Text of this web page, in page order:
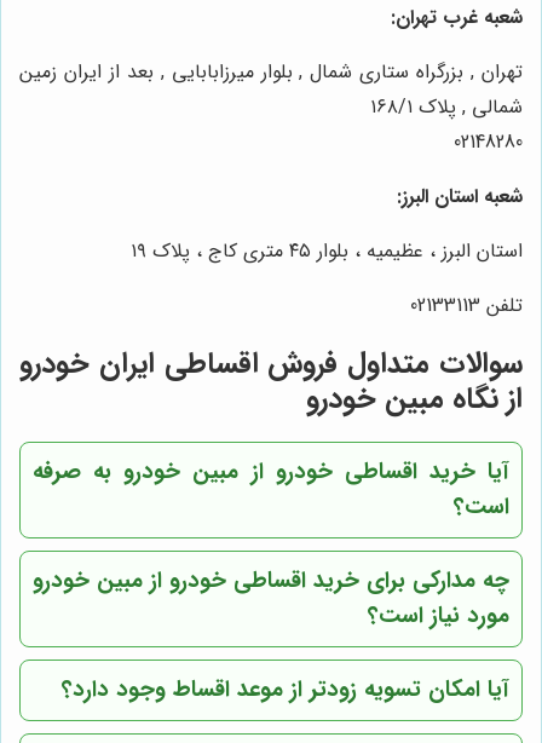
شعبه غرب تهران:
تهران , بزرگراه ستاری شمال , بلوار میرزابابایی , بعد از ایران زمین
شمالی , پلاک ۱۶۸/۱
02148280
شعبه استان البرز:
استان البرز ، عظیمیه ، بلوار ۴۵ متری کاج ، پلاک ۱۹
تلفن 02133113
سوالات متداول فروش اقساطی ایران خودرو
از نگاه مبین خودرو
آیا خرید اقساطی خودرو از مبین خودرو به صرفه
است؟
چه مدارکی برای خرید اقساطی خودرو از مبین خودرو
مورد نیاز است؟
آیا امکان تسویه زودتر از موعد اقساط وجود دارد؟